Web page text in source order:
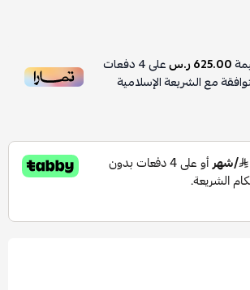
625.00 ر.س على4دفعات
مع الشريعة الإسلامية